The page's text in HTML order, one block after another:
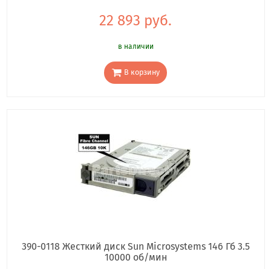
22 893 руб.
в наличии
В корзину
390-0118 Жесткий диск Sun Microsystems 146 Гб 3.5
10000 об/мин